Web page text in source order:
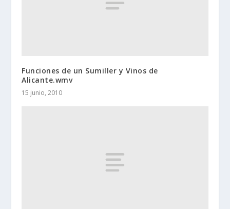
Funciones de un Sumiller y Vinos de
Alicante.wmv
15 junio, 2010